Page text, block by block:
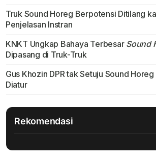
Truk Sound Horeg Berpotensi Ditilang
Penjelasan Instran
KNKT Ungkap Bahaya Terbesar Sound
Dipasang di Truk-Truk
Gus Khozin DPR tak Setuju Sound
Diatur
Rekomendasi